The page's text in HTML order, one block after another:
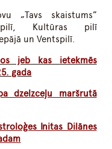
„Tavs skaistums”
Kultūras pilī
un Ventspilī.
jeb kas ietekmēs
gada
dzelzceļu maršrutā
Initas Dilānes